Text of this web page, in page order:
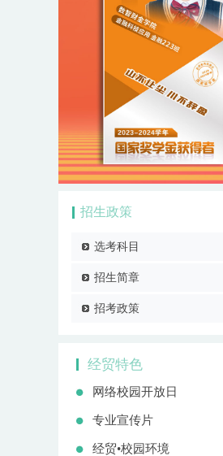
招生政策
选考科目
招生简章
招考政策
经贸特色
网络校园开放日
专业宣传片
经贸•校园环境